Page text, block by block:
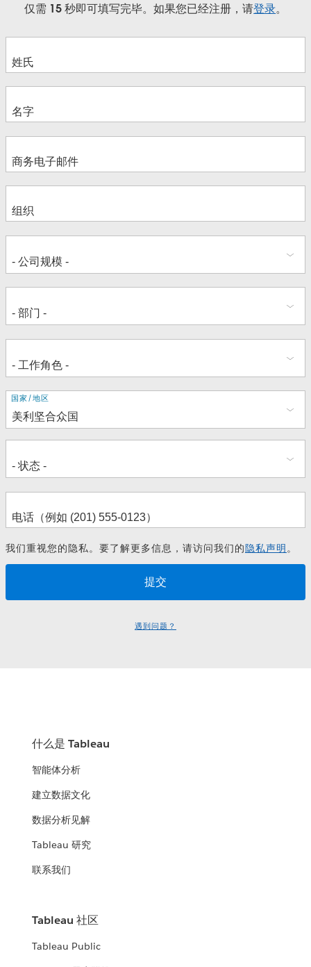
仅需 15 秒即可填写完毕。如果您已经注册，请登录。
地
址
国家/地区
我们重视您的隐私。要了解更多信息，请访问我们的隐私声明。
遇到问题？
什么是 Tableau
智能体分析
建立数据文化
数据分析见解
Tableau 研究
联系我们
Tableau 社区
Tableau Public